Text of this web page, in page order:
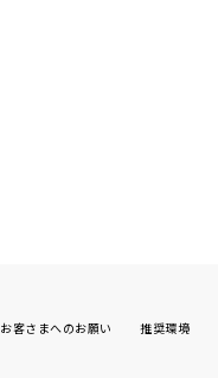
お客さまへのお願い 推奨環境